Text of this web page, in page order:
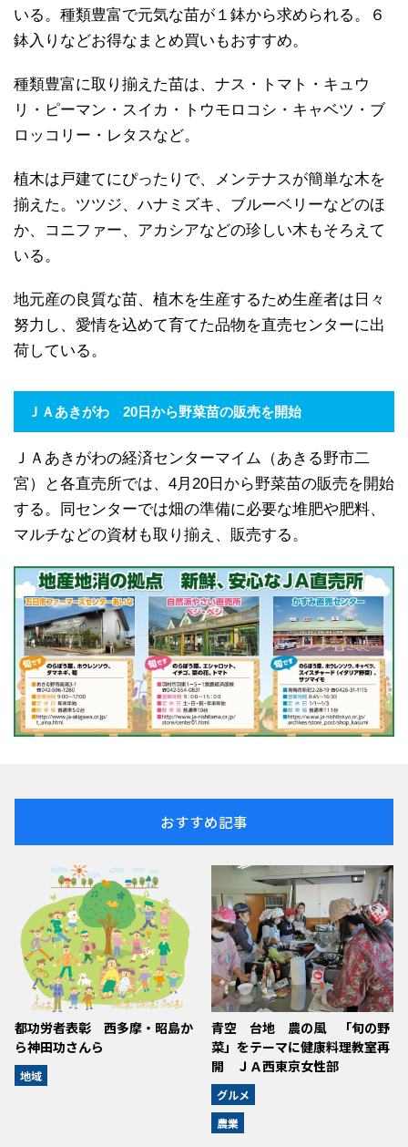
いる。種類豊富で元気な苗が１鉢から求められる。６
鉢入りなどお得なまとめ買いもおすすめ。
種類豊富に取り揃えた苗は、ナス・トマト・キュウ
リ・ピーマン・スイカ・トウモロコシ・キャベツ・ブ
ロッコリー・レタスなど。
植木は戸建てにぴったりで、メンテナスが簡単な木を
揃えた。ツツジ、ハナミズキ、ブルーベリーなどのほ
か、コニファー、アカシアなどの珍しい木もそろえて
いる。
地元産の良質な苗、植木を生産するため生産者は日々
努力し、愛情を込めて育てた品物を直売センターに出
荷している。
ＪＡあきがわ 20日から野菜苗の販売を開始
ＪＡあきがわの経済センターマイム（あきる野市二
宮）と各直売所では、4月20日から野菜苗の販売を開始
する。同センターでは畑の準備に必要な堆肥や肥料、
マルチなどの資材も取り揃え、販売する。
おすすめ記事
都功労者表彰 西多摩・昭島か
ら神田功さんら
地域
青空 台地 農の風 「旬の野
菜」をテーマに健康料理教室再
開 ＪＡ西東京女性部
グルメ
農業